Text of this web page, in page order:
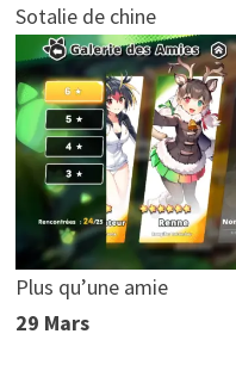
Sotalie de chine
Plus qu’une amie
29 Mars